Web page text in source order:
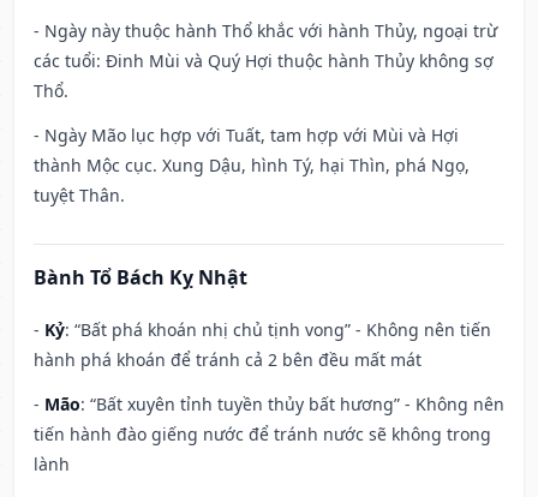
- Ngày này thuộc hành Thổ khắc với hành Thủy, ngoại trừ
các tuổi: Đinh Mùi và Quý Hợi thuộc hành Thủy không sợ
Thổ.
- Ngày Mão lục hợp với Tuất, tam hợp với Mùi và Hợi
thành Mộc cục. Xung Dậu, hình Tý, hại Thìn, phá Ngọ,
tuyệt Thân.
Bành Tổ Bách Kỵ Nhật
- Kỷ: “Bất phá khoán nhị chủ tịnh vong” - Không nên tiến
hành phá khoán để tránh cả 2 bên đều mất mát
- Mão: “Bất xuyên tỉnh tuyền thủy bất hương” - Không nên
tiến hành đào giếng nước để tránh nước sẽ không trong
lành